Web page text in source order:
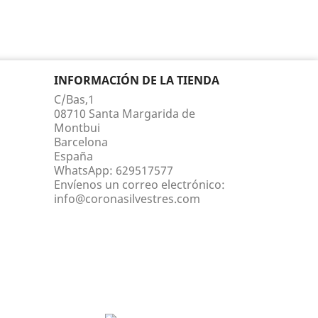
INFORMACIÓN DE LA TIENDA
C/Bas,1
08710 Santa Margarida de
Montbui
Barcelona
España
WhatsApp: 629517577
Envíenos un correo electrónico:
info@coronasilvestres.com